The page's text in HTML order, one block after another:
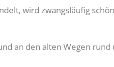
wird zwangsläufig
an den alten Wegen rund